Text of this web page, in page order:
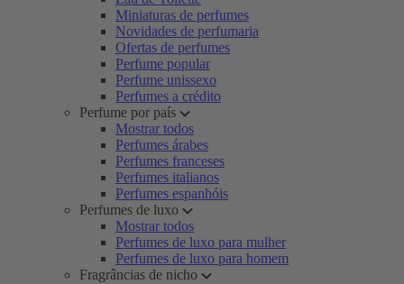
Miniaturas de perfumes
Novidades de perfumaria
Ofertas de perfumes
Perfume popular
Perfume unissexo
Perfumes a crédito
Perfume por país
Mostrar todos
Perfumes árabes
Perfumes franceses
Perfumes italianos
Perfumes espanhóis
Perfumes de luxo
Mostrar todos
Perfumes de luxo para mulher
Perfumes de luxo para homem
Fragrâncias de nicho